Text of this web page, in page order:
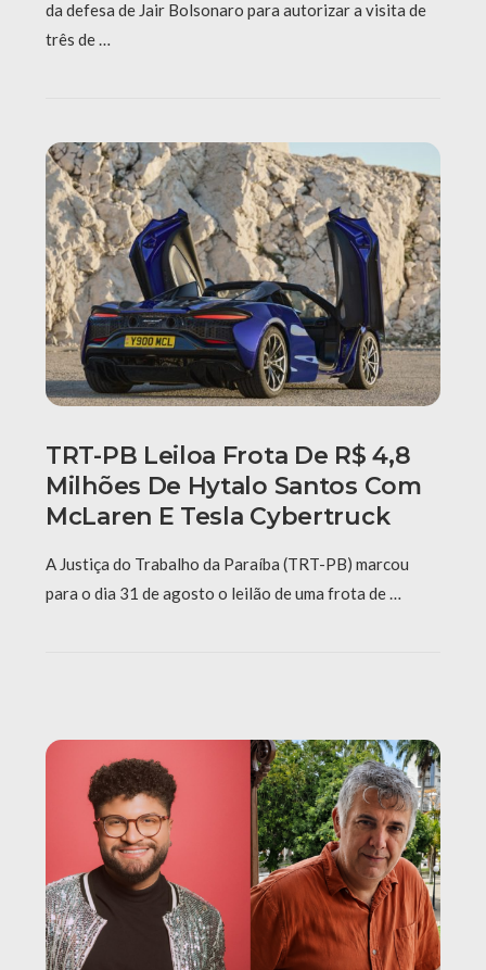
da defesa de Jair Bolsonaro para autorizar a visita de
três de …
TRT-PB Leiloa Frota De R$ 4,8
Milhões De Hytalo Santos Com
McLaren E Tesla Cybertruck
A Justiça do Trabalho da Paraíba (TRT-PB) marcou
para o dia 31 de agosto o leilão de uma frota de …